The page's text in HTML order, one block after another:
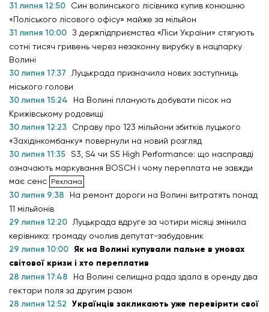
31 липня 12:50
Син волинського лісівника купив конюшню
«Поліського лісового офісу» майже за мільйон
31 липня 10:00 З держпідприємства «Ліси України» стягують
сотні тисяч гривень через незаконну вирубку в нацпарку
Волині
30 липня 17:37
Луцькрада призначила нових заступниць
міського голови
30 липня 15:24
На Волині планують добувати пісок на
Крижівському родовищі
30 липня 12:23
Справу про 123 мільйони збитків луцького
«Західінкомбанку» повернули на новий розгляд
30 липня 11:35 S3, S4 чи S5 High Performance: що насправді
означають маркування BOSCH і чому переплата не завжди
має сенс
30 липня 9:38
На ремонт дороги на Волині витратять понад
11 мільйонів
29 липня 12:20
Луцькрада вдруге за чотири місяці змінила
керівника: громаду очолив депутат-забудовник
29 липня 10:00 Як на Волині купували пальне в умовах
світової кризи і хто переплатив
28 липня 17:48
На Волині селищна рада здала в оренду два
гектари поля за другим разом
28 липня 12:52 Українців закликають уже перевірити свої